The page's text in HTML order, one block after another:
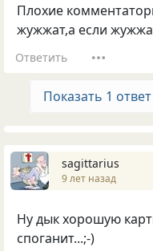
Плохие
жужжат,а если
Ответить
Показать 1 ответ
sagittarius
9 лет назад
Ну дык хорошую
споганит...;-)